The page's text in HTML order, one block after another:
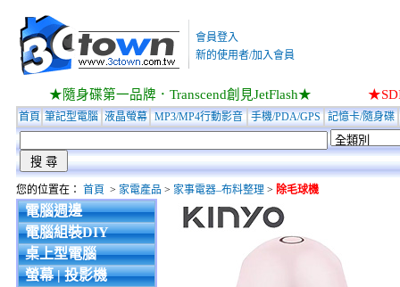
會員登入
新的使用者/加入會員
★隨身碟第一品牌．Transcend創見JetFlash★
首頁 筆記型電腦 液晶螢幕 MP3/MP4行動影音 手機/PDA/GPS 記憶卡/隨身碟
您的位置在： 首頁 > 家電產品 > 家事電器–布料整理> 除毛球機
電腦週邊
電腦組裝DIY
桌上型電腦
螢幕 | 投影機